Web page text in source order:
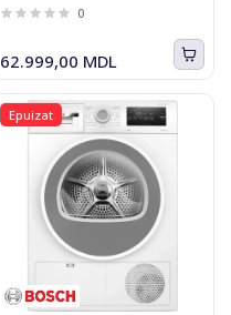
0
62.999,00 MDL
Epuizat